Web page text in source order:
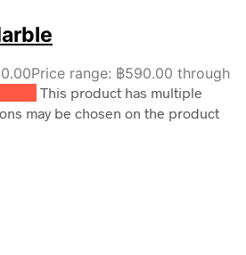
Price range: ฿590.00 through
This product has multiple
may be chosen on the product